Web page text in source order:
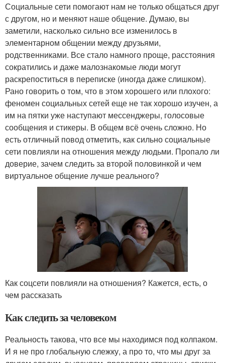
Социальные сети помогают нам не только общаться друг
с другом, но и меняют наше общение. Думаю, вы
заметили, насколько сильно все изменилось в
элементарном общении между друзьями,
родственниками. Все стало намного проще, расстояния
сократились и даже малознакомые люди могут
раскрепоститься в переписке (иногда даже слишком).
Рано говорить о том, что в этом хорошего или плохого:
феномен социальных сетей еще не так хорошо изучен, а
им на пятки уже наступают мессенджеры, голосовые
сообщения и стикеры. В общем всё очень сложно. Но
есть отличный повод отметить, как сильно социальные
сети повлияли на отношения между людьми. Пропало ли
доверие, зачем следить за второй половинкой и чем
виртуальное общение лучше реального?
Как соцсети повлияли на отношения? Кажется, есть, о
чем рассказать
Как следить за человеком
Реальность такова, что все мы находимся под колпаком.
И я не про глобальную слежку, а про то, что мы друг за